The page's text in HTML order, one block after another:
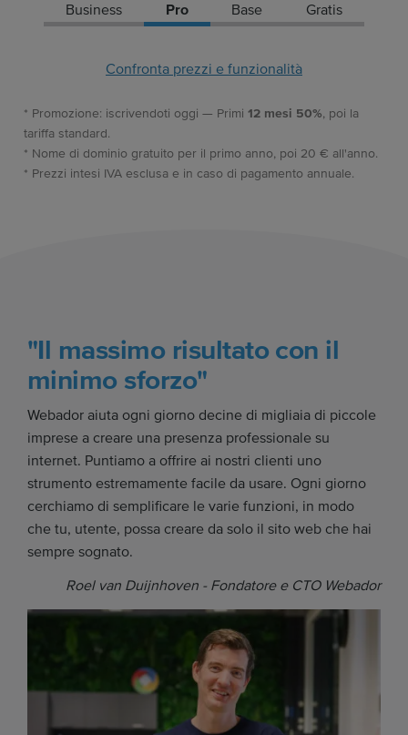
Business Pro Base Gratis
Confronta prezzi e funzionalità
* Promozione: iscrivendoti oggi — Primi 12 mesi 50%, poi la
tariffa standard.
* Nome di dominio gratuito per il primo anno, poi 20 € all'anno.
* Prezzi intesi IVA esclusa e in caso di pagamento annuale.
"Il massimo risultato con il
minimo sforzo"
Webador aiuta ogni giorno decine di migliaia di piccole
imprese a creare una presenza professionale su
internet. Puntiamo a offrire ai nostri clienti uno
strumento estremamente facile da usare. Ogni giorno
cerchiamo di semplificare le varie funzioni, in modo
che tu, utente, possa creare da solo il sito web che hai
sempre sognato.
Roel van Duijnhoven - Fondatore e CTO Webador